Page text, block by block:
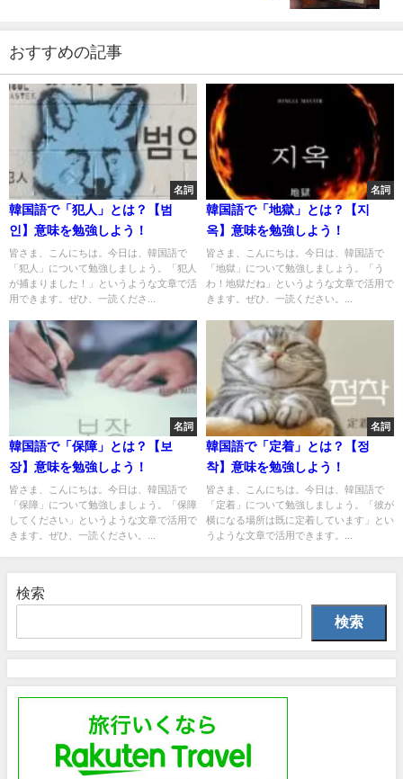
おすすめの記事
名詞
韓国語で「犯人」とは？【범
인】意味を勉強しよう！
皆さま、こんにちは。今日は、韓国語で
「犯人」について勉強しましょう。「犯人
が捕まりました！」というような文章で活
用できます。ぜひ、一読くださ...
名詞
韓国語で「地獄」とは？【지
옥】意味を勉強しよう！
皆さま、こんにちは。今日は、韓国語で
「地獄」について勉強しましょう。「う
わ！地獄だね」というような文章で活用で
きます。ぜひ、一読ください。...
名詞
韓国語で「保障」とは？【보
장】意味を勉強しよう！
皆さま、こんにちは。今日は、韓国語で
「保障」について勉強しましょう。「保障
してください」というような文章で活用で
きます。ぜひ、一読ください。...
名詞
韓国語で「定着」とは？【정
착】意味を勉強しよう！
皆さま、こんにちは。今日は、韓国語で
「定着」について勉強しましょう。「彼が
横になる場所は既に定着しています」とい
うような文章で活用できます。...
検索
検索